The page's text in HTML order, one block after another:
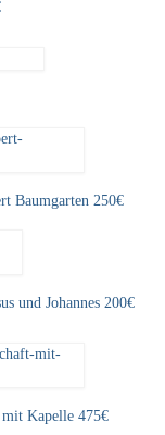
Baumgarten 250€
und Johannes 200€
Kapelle 475€